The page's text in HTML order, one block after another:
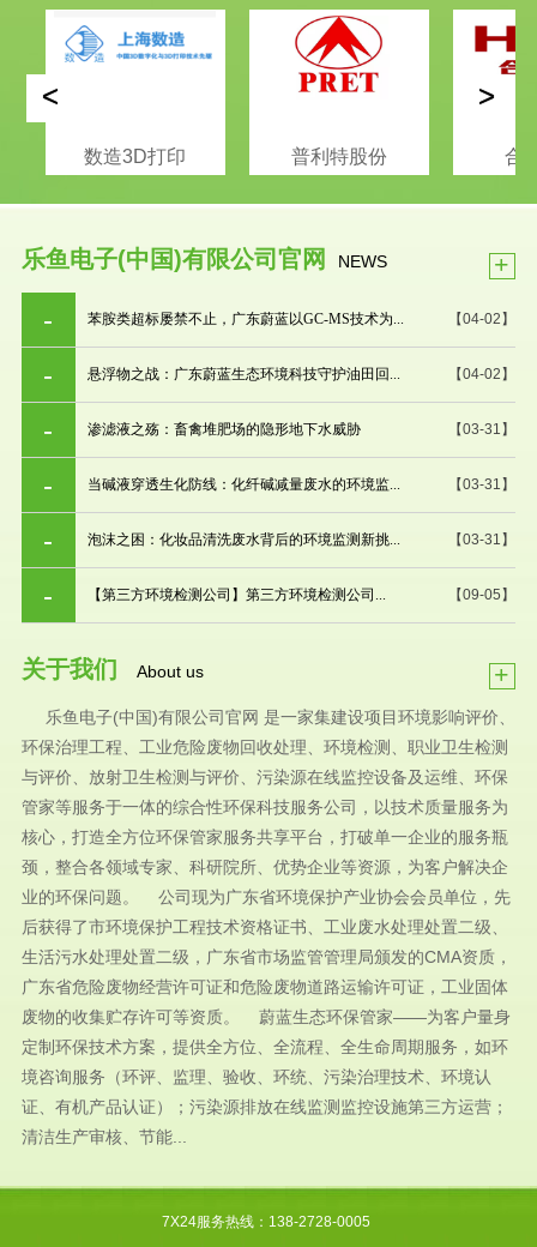
数造3D打印 普利特股份 合
< >
乐鱼电子(中国)有限公司官网 NEWS +
【04-02】
苯胺类超标屡禁不止，广东蔚蓝以GC-MS技术为...
【04-02】
悬浮物之战：广东蔚蓝生态环境科技守护油田回...
【03-31】
渗滤液之殇：畜禽堆肥场的隐形地下水威胁
【03-31】
当碱液穿透生化防线：化纤碱减量废水的环境监...
【03-31】
泡沫之困：化妆品清洗废水背后的环境监测新挑...
【09-05】
【第三方环境检测公司】第三方环境检测公司...
关于我们 About us +
乐鱼电子(中国)有限公司官网 是一家集建设项目环境影响评价、
环保治理工程、工业危险废物回收处理、环境检测、职业卫生检测
与评价、放射卫生检测与评价、污染源在线监控设备及运维、环保
管家等服务于一体的综合性环保科技服务公司，以技术质量服务为
核心，打造全方位环保管家服务共享平台，打破单一企业的服务瓶
颈，整合各领域专家、科研院所、优势企业等资源，为客户解决企
业的环保问题。 公司现为广东省环境保护产业协会会员单位，先
后获得了市环境保护工程技术资格证书、工业废水处理处置二级、
生活污水处理处置二级，广东省市场监管管理局颁发的CMA资质，
广东省危险废物经营许可证和危险废物道路运输许可证，工业固体
废物的收集贮存许可等资质。 蔚蓝生态环保管家——为客户量身
定制环保技术方案，提供全方位、全流程、全生命周期服务，如环
境咨询服务（环评、监理、验收、环统、污染治理技术、环境认
证、有机产品认证）；污染源排放在线监测监控设施第三方运营；
清洁生产审核、节能...
7X24服务热线：138-2728-0005